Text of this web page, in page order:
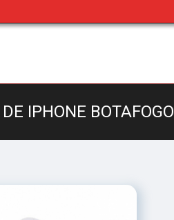
IPHONE BOTAFOGO